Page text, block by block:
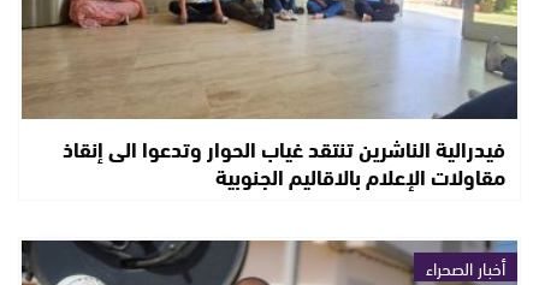
فيدرالية الناشرين تنتقد غياب الحوار وتدعوا الى إنقاذ
مقاولات الإعلام بالاقاليم الجنوبية
أخبار الصحراء